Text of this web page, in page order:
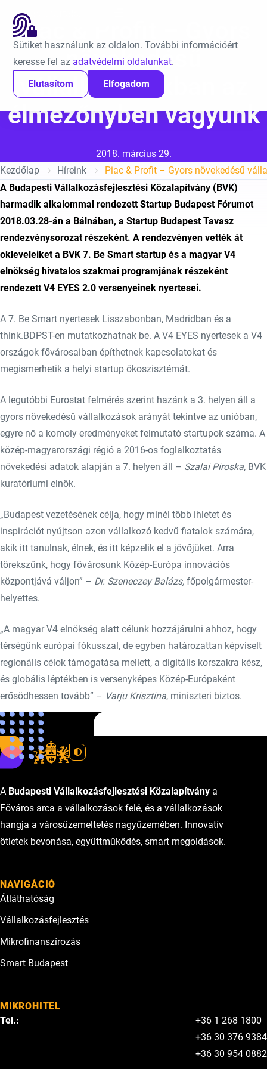
Sütiket használunk az oldalon. További információért
keresse fel az adatvédelmi oldalunkat.
Elutasítom
Elfogadom
Ugrás a tartalomra
Piac & Profit – Gyors
növekedésű
vállalkozásokban az
élmezőnyben vagyunk
Közzétéve:
2018. március 29.
Kezdőlap
Híreink
A Budapesti Vállalkozásfejlesztési Közalapítvány (BVK)
harmadik alkalommal rendezett Startup Budapest Fórumot
2018.03.28-án a Bálnában, a Startup Budapest Tavasz
rendezvénysorozat részeként. A rendezvényen vették át
okleveleiket a BVK 7. Be Smart startup és a magyar V4
elnökség hivatalos szakmai programjának részeként
rendezett V4 EYES 2.0 versenyeinek nyertesei.
A 7. Be Smart nyertesek Lisszabonban, Madridban és a
think.BDPST-en mutatkozhatnak be. A V4 EYES nyertesek a V4
országok fővárosaiban építhetnek kapcsolatokat és
megismerhetik a helyi startup ökoszisztémát.
A legutóbbi Eurostat felmérés szerint hazánk a 3. helyen áll a
gyors növekedésű vállalkozások arányát tekintve az unióban,
egyre nő a komoly eredményeket felmutató startupok száma. A
közép-magyarországi régió a 2016-os foglalkoztatás
növekedési adatok alapján a 7. helyen áll – Szalai Piroska, BVK
kuratóriumi elnök.
„Budapest vezetésének célja, hogy minél több ihletet és
inspirációt nyújtson azon vállalkozó kedvű fiatalok számára,
akik itt tanulnak, élnek, és itt képzelik el a jövőjüket. Arra
törekszünk, hogy fővárosunk Közép-Európa innovációs
központjává váljon” – Dr. Szeneczey Balázs, főpolgármester-
helyettes.
„A magyar V4 elnökség alatt célunk hozzájárulni ahhoz, hogy
térségünk európai fókusszal, de egyben határozattan képviselt
regionális célok támogatása mellett, a digitális korszakra kész,
és globális léptékben is versenyképes Közép-Európaként
erősödhessen tovább” – Varju Krisztina, miniszteri biztos.
Forrás:Piac&Profit
A Budapesti Vállalkozásfejlesztési Közalapítvány a
Főváros arca a vállalkozások felé, és a vállalkozások
hangja a városüzemeltetés nagyüzemében. Innovatív
ötletek bevonása, együttműködés, smart megoldások.
NAVIGÁCIÓ
Átláthatóság
Vállalkozásfejlesztés
Mikrofinanszírozás
Smart Budapest
MIKROHITEL
Tel.:
+36 1 268 1800
+36 30 376 9384
+36 30 954 0882